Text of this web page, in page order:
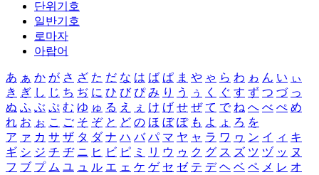
단위기호
일반기호
로마자
아랍어
あ ぁ か が さ ざ た だ な は ば ぱ ま や ゃ ら わ ゎ ん い ぃ
き ぎ し じ ち ぢ に ひ び ぴ み り う ぅ く ぐ す ず つ づ っ
ぬ ふ ぶ ぷ む ゆ ゅ る え ぇ け げ せ ぜ て で ね へ べ ぺ め
れ お ぉ こ ご そ ぞ と ど の ほ ぼ ぽ も よ ょ ろ を
ア ァ カ サ ザ タ ダ ナ ハ バ パ マ ヤ ャ ラ ワ ヮ ン イ ィ キ
ギ シ ジ チ ヂ ニ ヒ ビ ピ ミ リ ウ ゥ ク グ ス ズ ツ ヅ ッ ヌ
フ ブ プ ム ユ ュ ル エ ェ ケ ゲ セ ゼ テ デ ヘ ベ ペ メ レ オ